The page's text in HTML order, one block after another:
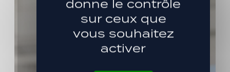
donne le contrôle
sur ceux que
vous souhaitez
activer